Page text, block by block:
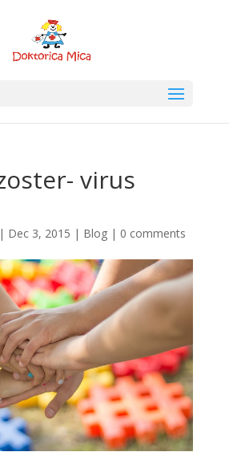
virus
| Dec 3, 2015 | Blog| 0 comments